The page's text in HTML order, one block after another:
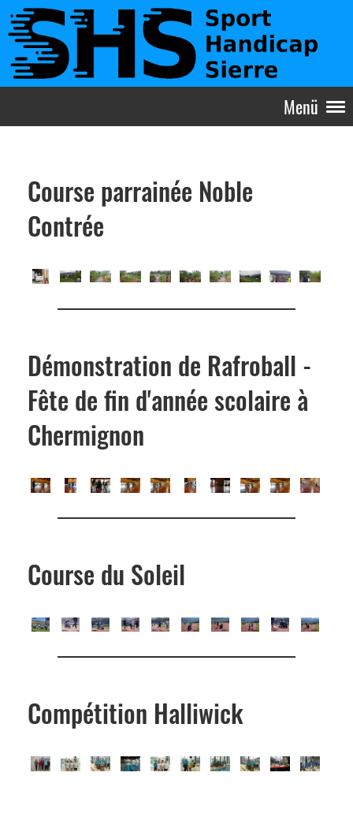
Menü
Course parrainée Noble
Contrée
Démonstration de Rafroball -
Fête de fin d'année scolaire à
Chermignon
Course du Soleil
Compétition Halliwick